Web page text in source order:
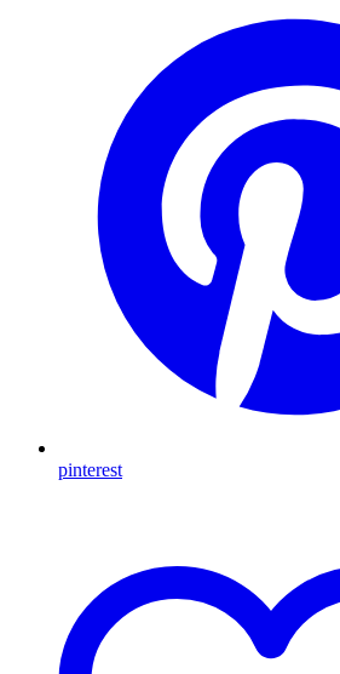
pinterest